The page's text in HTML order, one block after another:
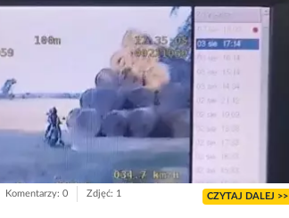
Komentarzy: 0 Zdjęć: 1 CZYTAJ DALEJ >>